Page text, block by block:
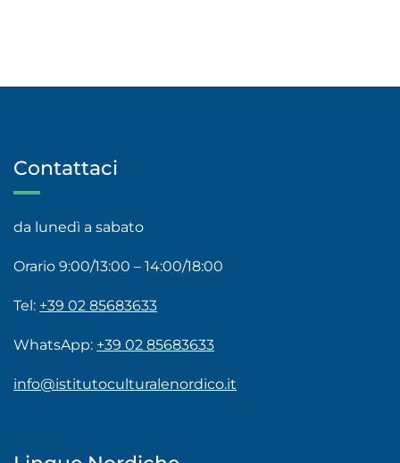
Contattaci
da lunedì a sabato
Orario 9:00/13:00 – 14:00/18:00
Tel: +39 02 85683633
WhatsApp: +39 02 85683633
info@istitutoculturalenordico.it